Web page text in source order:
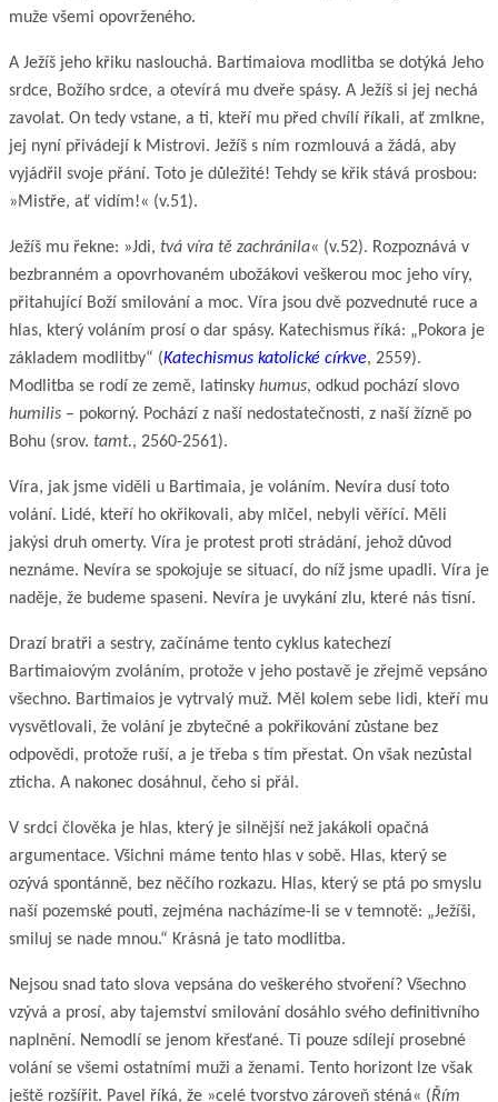
muže všemi opovrženého.
A Ježíš jeho křiku naslouchá. Bartimaiova modlitba se dotýká Jeho
srdce, Božího srdce, a otevírá mu dveře spásy. A Ježíš si jej nechá
zavolat. On tedy vstane, a ti, kteří mu před chvílí říkali, ať zmlkne,
jej nyní přivádejí k Mistrovi. Ježíš s ním rozmlouvá a žádá, aby
vyjádřil svoje přání. Toto je důležité! Tehdy se křik stává prosbou:
»Mistře, ať vidím!« (v.51).
Ježíš mu řekne: »Jdi, tvá víra tě zachránila« (v.52). Rozpoznává v
bezbranném a opovrhovaném ubožákovi veškerou moc jeho víry,
přitahující Boží smilování a moc. Víra jsou dvě pozvednuté ruce a
hlas, který voláním prosí o dar spásy. Katechismus říká: „Pokora je
základem modlitby“ (Katechismus katolické církve, 2559).
Modlitba se rodí ze země, latinsky humus, odkud pochází slovo
humilis – pokorný. Pochází z naší nedostatečnosti, z naší žízně po
Bohu (srov. tamt., 2560-2561).
Víra, jak jsme viděli u Bartimaia, je voláním. Nevíra dusí toto
volání. Lidé, kteří ho okřikovali, aby mlčel, nebyli věřící. Měli
jakýsi druh omerty. Víra je protest proti strádání, jehož důvod
neznáme. Nevíra se spokojuje se situací, do níž jsme upadli. Víra je
naděje, že budeme spaseni. Nevíra je uvykání zlu, které nás tísní.
Drazí bratři a sestry, začínáme tento cyklus katechezí
Bartimaiovým zvoláním, protože v jeho postavě je zřejmě vepsáno
všechno. Bartimaios je vytrvalý muž. Měl kolem sebe lidi, kteří mu
vysvětlovali, že volání je zbytečné a pokřikování zůstane bez
odpovědi, protože ruší, a je třeba s tím přestat. On však nezůstal
zticha. A nakonec dosáhnul, čeho si přál.
V srdci člověka je hlas, který je silnější než jakákoli opačná
argumentace. Všichni máme tento hlas v sobě. Hlas, který se
ozývá spontánně, bez něčího rozkazu. Hlas, který se ptá po smyslu
naší pozemské pouti, zejména nacházíme-li se v temnotě: „Ježíši,
smiluj se nade mnou.“ Krásná je tato modlitba.
Nejsou snad tato slova vepsána do veškerého stvoření? Všechno
vzývá a prosí, aby tajemství smilování dosáhlo svého definitivního
naplnění. Nemodlí se jenom křesťané. Ti pouze sdílejí prosebné
volání se všemi ostatními muži a ženami. Tento horizont lze však
ještě rozšířit. Pavel říká, že »celé tvorstvo zároveň sténá« (Řím